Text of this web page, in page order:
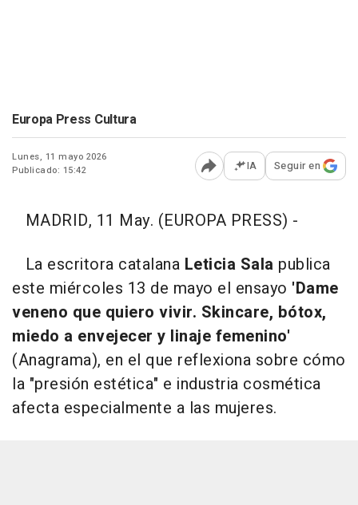
Europa Press Cultura
Lunes, 11 mayo 2026
Publicado: 15:42
Abrir opciones para
IA Seguir en
MADRID, 11 May. (EUROPA PRESS) -
La escritora catalana Leticia Sala publica
este miércoles 13 de mayo el ensayo 'Dame
veneno que quiero vivir. Skincare, bótox,
miedo a envejecer y linaje femenino'
(Anagrama), en el que reflexiona sobre cómo
la "presión estética" e industria cosmética
afecta especialmente a las mujeres.